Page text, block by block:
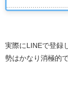
実際にLINEで登録
勢はかなり消極的で